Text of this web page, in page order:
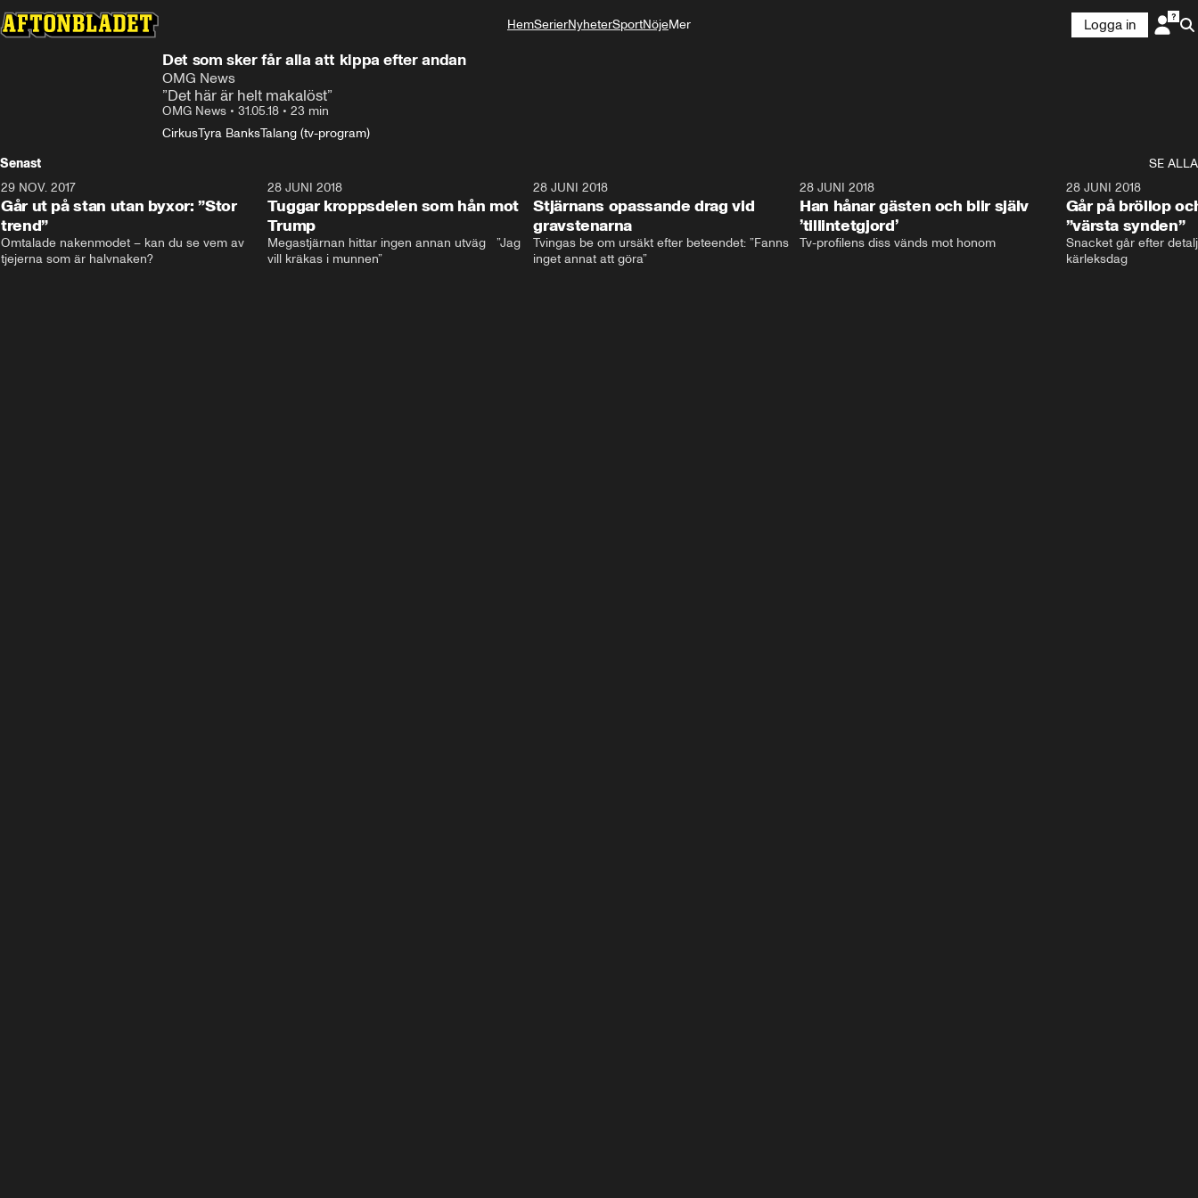
HemSerierNyheterSportNöjeMer
Logga in
Det som sker får alla att kippa efter andan
OMG News
”Det här är helt makalöst”
OMG News • 31.05.18 • 23 min
CirkusTyra BanksTalang (tv-program)
Senast
SE ALLA
29 NOV. 2017
Går ut på stan utan byxor: ”Stor
trend”
Omtalade nakenmodet – kan du se vem av
tjejerna som är halvnaken?
17:59
28 JUNI 2018
Tuggar kroppsdelen som hån mot
Trump
Megastjärnan hittar ingen annan utväg   ”Jag
vill kräkas i munnen”
28 JUNI 2018
Stjärnans opassande drag vid
gravstenarna
Tvingas be om ursäkt efter beteendet: ”Fanns
inget annat att göra”
28 JUNI 2018
Han hånar gästen och blir själv
’tillintetgjord’
Tv-profilens diss vänds mot honom
28 JUNI 2018
Går på bröllop
”värsta synden”
Snacket går efter
kärleksdag